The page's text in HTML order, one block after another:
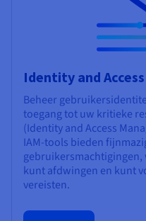
Identity and
Beheer
toegang tot uw kritieke
(Identity and Access
IAM-tools bieden
kunt afdwingen en kunt
vereisten.